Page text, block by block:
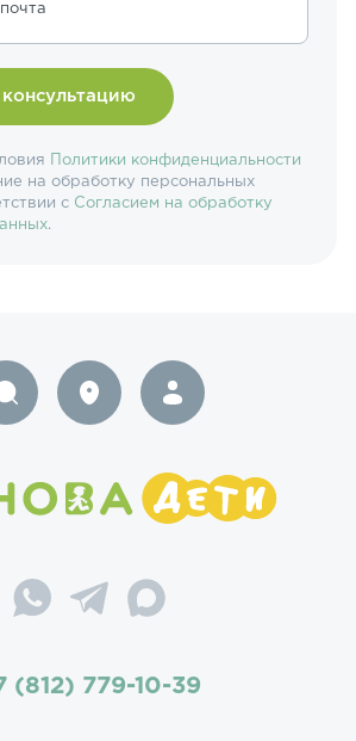
Политики конфиденциальности
на обработку персональных
с Согласием на обработку
.
(812) 779-10-39